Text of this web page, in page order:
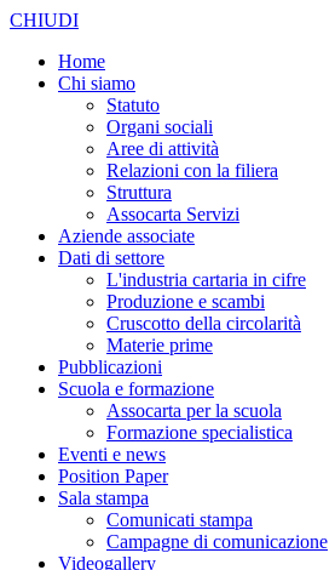
CHIUDI
Home
Chi siamo
Statuto
Organi sociali
Aree di attività
Relazioni con la filiera
Struttura
Assocarta Servizi
Aziende associate
Dati di settore
L'industria cartaria in cifre
Produzione e scambi
Cruscotto della circolarità
Materie prime
Pubblicazioni
Scuola e formazione
Assocarta per la scuola
Formazione specialistica
Eventi e news
Position Paper
Sala stampa
Comunicati stampa
Campagne di comunicazione
Videogallery